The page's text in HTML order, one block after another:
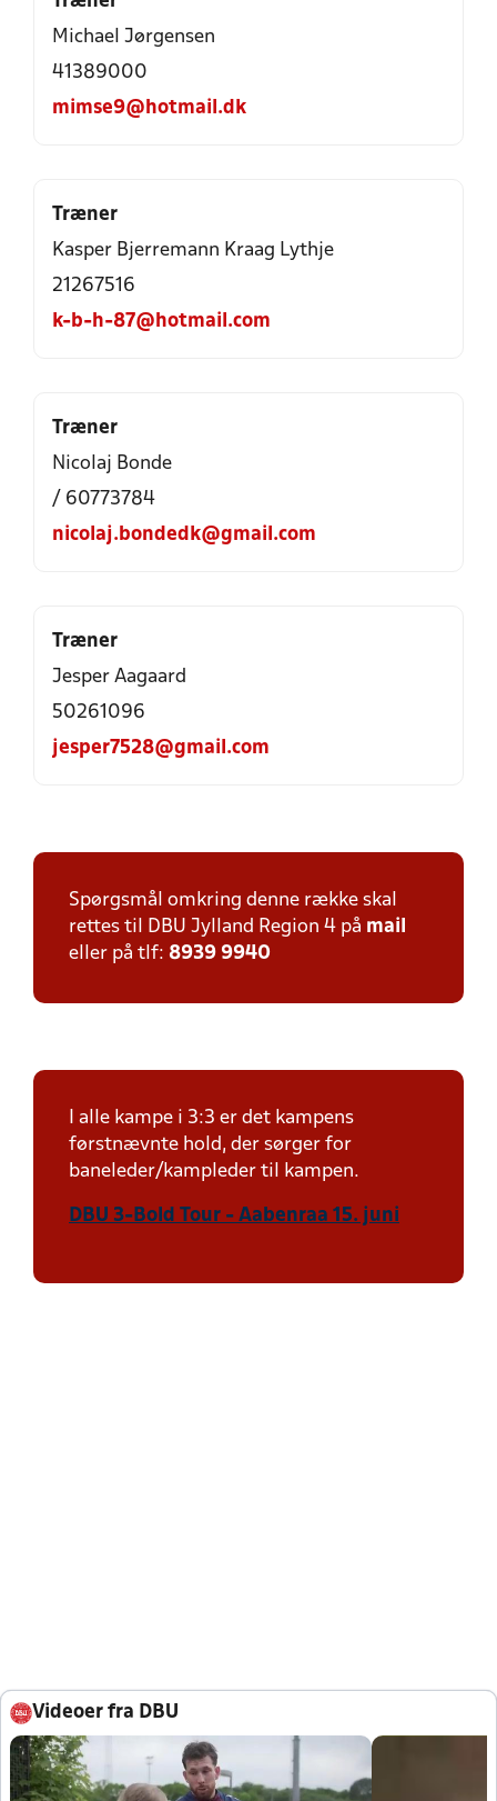
Michael Jørgensen
41389000
mimse9@hotmail.dk
Træner
Kasper Bjerremann Kraag Lythje
21267516
k-b-h-87@hotmail.com
Træner
Nicolaj Bonde
/ 60773784
nicolaj.bondedk@gmail.com
Træner
Jesper Aagaard
50261096
jesper7528@gmail.com
Spørgsmål omkring denne række skal
rettes til DBU Jylland Region 4 på mail
eller på tlf: 8939 9940
I alle kampe i 3:3 er det kampens
førstnævnte hold, der sørger for
baneleder/kampleder til kampen.
DBU 3-Bold Tour - Aabenraa 15. juni
Videoer fra DBU